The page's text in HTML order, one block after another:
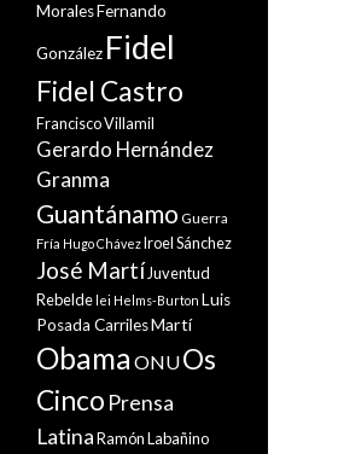
MoralesFernando
González Fidel
Fidel Castro
Francisco Villamil
Gerardo Hernández
Granma
Guantánamo Guerra
Fría Hugo ChávezIroel Sánchez
José Martí Juventud
Rebelde lei Helms-Burton Luis
Posada CarrilesMartí
Obama ONUOs
Cinco Prensa
LatinaRamón Labañino